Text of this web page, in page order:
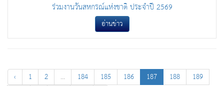
ร่วมงานวันสหกรณ์แห่งชาติ ประจําปี 2569
อ่านข่าว
‹ 1 2 ... 184 185 186 187 188
189